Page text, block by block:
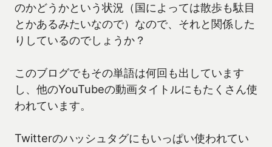
のかどうかという状況（国によっては散歩も駄目
とかあるみたいなので）なので、それと関係した
りしているのでしょうか？
このブログでもその単語は何回も出しています
し、他のYouTubeの動画タイトルにもたくさん使
われています。
Twitterのハッシュタグにもいっぱい使われてい